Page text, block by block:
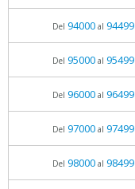
Del 94000al 94499
Del 95000al 95499
Del 96000al 96499
Del 97000al 97499
Del 98000al 98499